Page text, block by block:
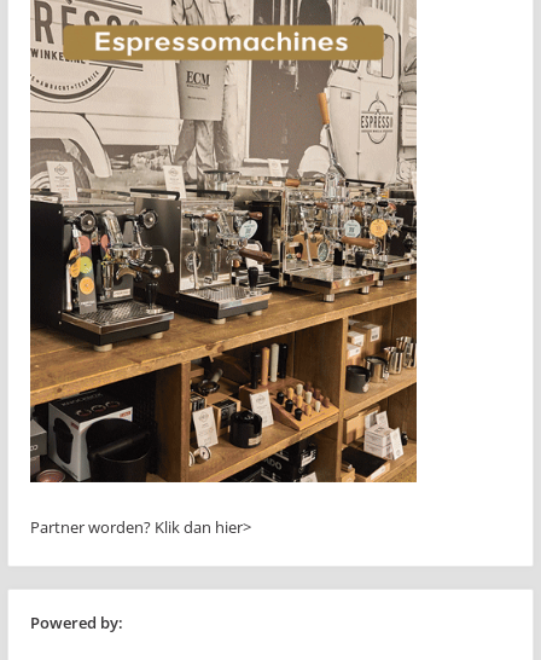
Partner worden? Klik dan hier>
Powered by: